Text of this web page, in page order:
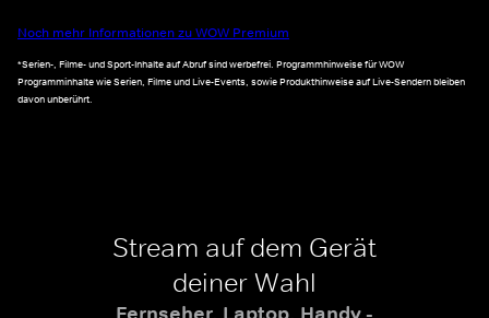
Noch mehr Informationen zu WOW Premium
*Serien-, Filme- und Sport-Inhalte auf Abruf sind werbefrei. Programmhinweise für WOW
Programminhalte wie Serien, Filme und Live-Events, sowie Produkthinweise auf Live-Sendern bleiben
davon unberührt.
Stream auf dem Gerät
deiner Wahl